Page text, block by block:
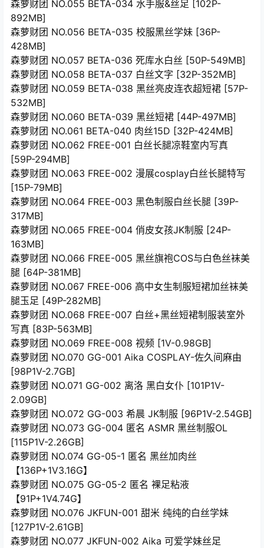
森萝财团 NO.055 BETA-034 水手服&丝足 [102P-
892MB]
森萝财团 NO.056 BETA-035 校服黑丝学妹 [36P-
428MB]
森萝财团 NO.057 BETA-036 死库水白丝 [50P-549MB]
森萝财团 NO.058 BETA-037 白丝文字 [32P-352MB]
森萝财团 NO.059 BETA-038 黑丝亮皮连衣超短裙 [57P-
532MB]
森萝财团 NO.060 BETA-039 黑丝短裙 [44P-497MB]
森萝财团 NO.061 BETA-040 肉丝15D [32P-424MB]
森萝财团 NO.062 FREE-001 白丝长腿凉鞋室内写真
[59P-294MB]
森萝财团 NO.063 FREE-002 漫展cosplay白丝长腿特写
[15P-79MB]
森萝财团 NO.064 FREE-003 黑色制服白丝长腿 [39P-
317MB]
森萝财团 NO.065 FREE-004 俏皮女孩JK制服 [24P-
163MB]
森萝财团 NO.066 FREE-005 黑丝旗袍COS与白色丝袜美
腿 [64P-381MB]
森萝财团 NO.067 FREE-006 高中女生制服短裙加丝袜美
腿玉足 [49P-282MB]
森萝财团 NO.068 FREE-007 白丝+黑丝短裙制服装室外
写真 [83P-563MB]
森萝财团 NO.069 FREE-008 视频 [1V-0.98GB]
森萝财团 NO.070 GG-001 Aika COSPLAY-佐久间麻由
[98P1V-2.7GB]
森萝财团 NO.071 GG-002 离洛 黑白女仆 [101P1V-
2.09GB]
森萝财团 NO.072 GG-003 希晨 JK制服 [96P1V-2.54GB]
森萝财团 NO.073 GG-004 匿名 ASMR 黑丝制服OL
[115P1V-2.26GB]
森萝财团 NO.074 GG-05-1 匿名 黑丝加肉丝
【136P+1V3.16G】
森萝财团 NO.075 GG-05-2 匿名 裸足粘液
【91P+1V4.74G】
森萝财团 NO.076 JKFUN-001 甜米 纯纯的白丝学妹
[127P1V-2.61GB]
森萝财团 NO.077 JKFUN-002 Aika 可爱学妹丝足